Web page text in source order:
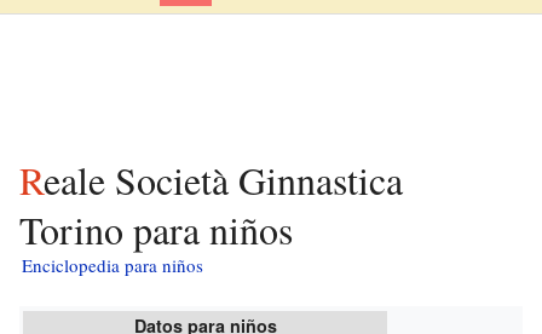
Reale Società Ginnastica
Torino para niños
Enciclopedia para niños
Datos para niños